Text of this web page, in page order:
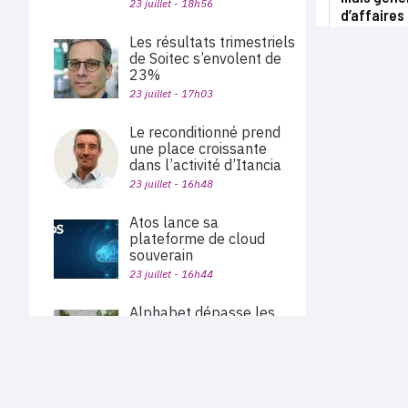
d’affaires
23 juillet - 18h56
Les résultats trimestriels
de Soitec s’envolent de
23%
23 juillet - 17h03
Le reconditionné prend
une place croissante
dans l’activité d’Itancia
23 juillet - 16h48
Atos lance sa
plateforme de cloud
souverain
23 juillet - 16h44
Alphabet dépasse les